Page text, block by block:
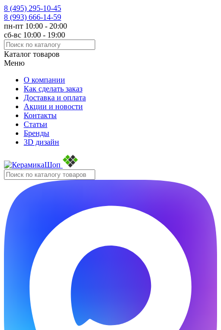
8 (495) 295-10-45
8 (993) 666-14-59
пн-пт 10:00 - 20:00
сб-вс 10:00 - 19:00
Каталог товаров
Меню
О компании
Как сделать заказ
Доставка и оплата
Акции и новости
Контакты
Статьи
Бренды
3D дизайн